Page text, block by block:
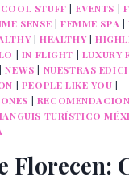
COOL STUFF | EVENTS |
SENSE | FEMME SPA |
| HEALTHY |
| IN FLIGHT | LUXURY
|NEWS | NUESTRAS
| PEOPLE LIKE YOU |
|
TURÍSTICO
Florecen: